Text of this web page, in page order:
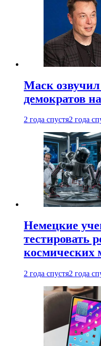
Маск
демократов
2 года спустя2 года
Немецкие
тестировать
космических
2 года спустя2 года